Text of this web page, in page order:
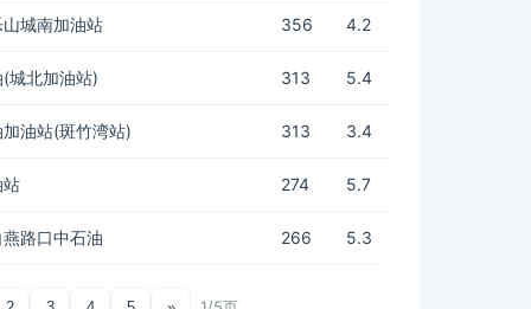
城南加油站 356 4.2
城北加油站) 313 5.4
油站(斑竹湾站) 313 3.4
站 274 5.7
路口中石油 266 5.3